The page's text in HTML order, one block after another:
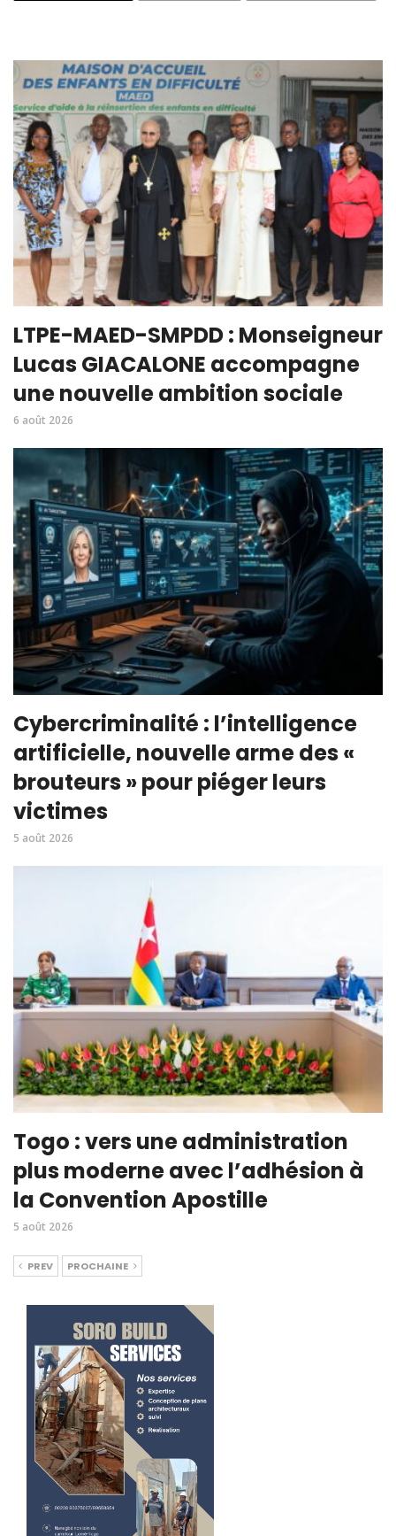
LTPE-MAED-SMPDD : Monseigneur
Lucas GIACALONE accompagne
une nouvelle ambition sociale
6 août 2026
Cybercriminalité : l’intelligence
artificielle, nouvelle arme des «
brouteurs » pour piéger leurs
victimes
5 août 2026
Togo : vers une administration
plus moderne avec l’adhésion à
la Convention Apostille
5 août 2026
PREV PROCHAINE